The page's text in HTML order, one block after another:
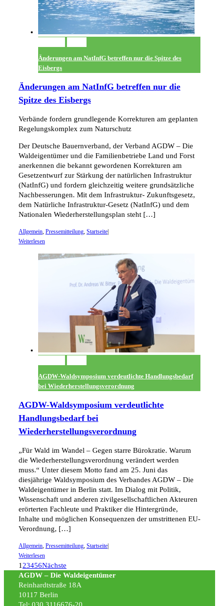
Änderungen am NatInfG betreffen nur die Spitze des
Eisbergs
Änderungen am NatInfG betreffen nur die
Spitze des Eisbergs
Verbände fordern grundlegende Korrekturen am geplanten
Regelungskomplex zum Naturschutz
Der Deutsche Bauernverband, der Verband AGDW – Die
Waldeigentümer und die Familienbetriebe Land und Forst
anerkennen die bekannt gewordenen Korrekturen am
Gesetzentwurf zur Stärkung der natürlichen Infrastruktur
(NatInfG) und fordern gleichzeitig weitere grundsätzliche
Nachbesserungen. Mit dem Infrastruktur- Zukunftsgesetz,
dem Natürliche Infrastruktur-Gesetz (NatInfG) und dem
Nationalen Wiederherstellungsplan steht […]
Allgemein, Pressemitteilung, Startseite|
Weiterlesen
AGDW-Waldsymposium verdeutlichte Handlungsbedarf
bei Wiederherstellungsverordnung
AGDW-Waldsymposium verdeutlichte
Handlungsbedarf bei
Wiederherstellungsverordnung
„Für Wald im Wandel – Gegen starre Bürokratie. Warum
die Wiederherstellungsverordnung verändert werden
muss.“ Unter diesem Motto fand am 25. Juni das
diesjährige Waldsymposium des Verbandes AGDW – Die
Waldeigentümer in Berlin statt. Im Dialog mit Politik,
Wissenschaft und anderen zivilgesellschaftlichen Akteuren
erörterten Fachleute und Praktiker die Hintergründe,
Inhalte und möglichen Konsequenzen der umstrittenen EU-
Verordnung, […]
Allgemein, Pressemitteilung, Startseite|
Weiterlesen
1 23456Nächste
AGDW – Die Waldeigentümer
Reinhardtstraße 18A
10117 Berlin